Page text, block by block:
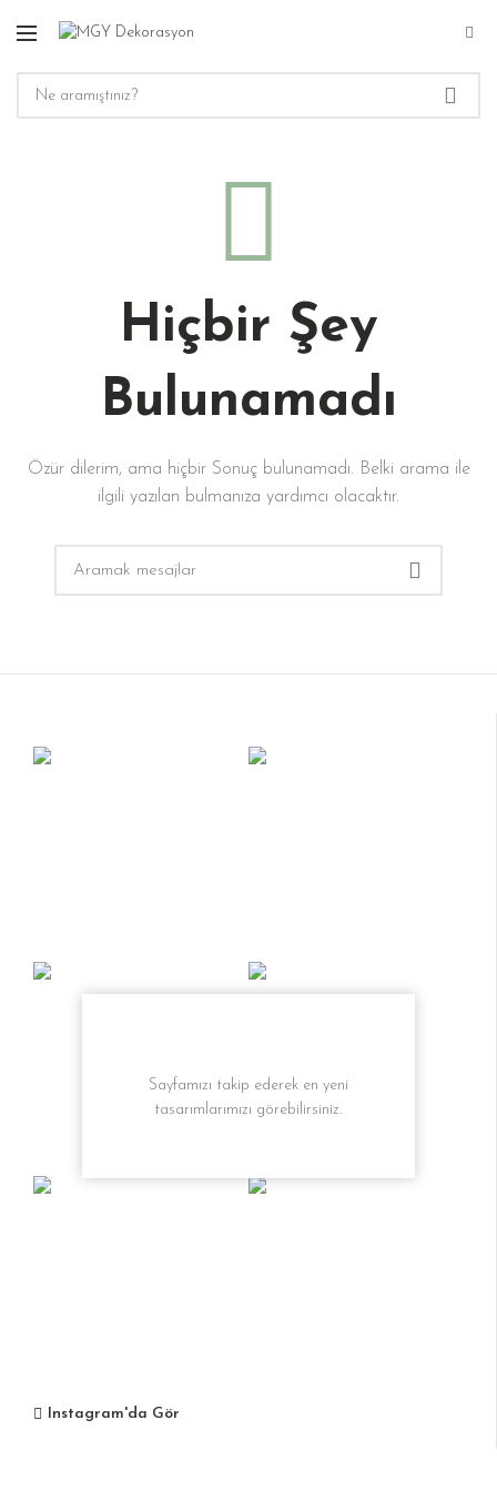
Hiçbir Şey
Bulunamadı
Özür dilerim, ama hiçbir Sonuç bulunamadı. Belki arama ile
ilgili yazılan bulmanıza yardımcı olacaktır.
Sayfamızı takip ederek en yeni
tasarımlarımızı görebilirsiniz.
Instagram'da Gör